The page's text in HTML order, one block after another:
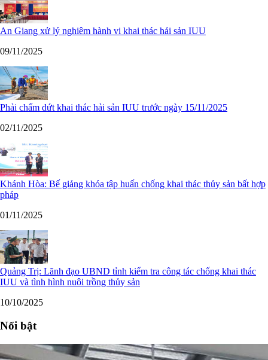
An Giang xử lý nghiêm hành vi khai thác hải sản IUU
09/11/2025
Phải chấm dứt khai thác hải sản IUU trước ngày 15/11/2025
02/11/2025
Khánh Hòa: Bế giảng khóa tập huấn chống khai thác thủy sản bất hợp
pháp
01/11/2025
Quảng Trị: Lãnh đạo UBND tỉnh kiểm tra công tác chống khai thác
IUU và tình hình nuôi trồng thủy sản
10/10/2025
Nổi bật